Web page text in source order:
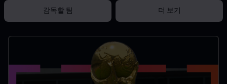
감독할 팀 더 보기